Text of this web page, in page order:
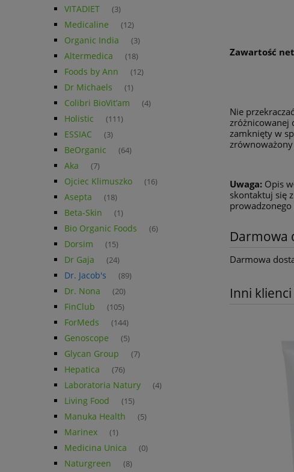
VITADIET (3)
Medicaline (12)
Organic India (3)
Altermedica (18)
Foods by Ann (12)
Dr Michaels (1)
Colibri BioVit’am (4)
Holistic (111)
ESSIAC (3)
BeOrganic (64)
Aka (7)
Ojciec Klimuszko (16)
Asepta (18)
Beta-Skin (1)
Bio Organic Foods (6)
Dorsim (15)
Dr Gaja (24)
Dr. Jacob's (89)
Dr. Nona (20)
FinClub (105)
ForMeds (144)
Genoscope (5)
Glycan Group (7)
Hepatica (76)
Laboratoria Natury (4)
Living Food (15)
Manuka Health (5)
Marinex (1)
Medicina Unica (0)
Naturgreen (8)
Zawartość
Nie
zróżnicowanej
zamknięty w
Uwaga: Opis
skontaktuj się
Darmowa
Darmowa
Inni